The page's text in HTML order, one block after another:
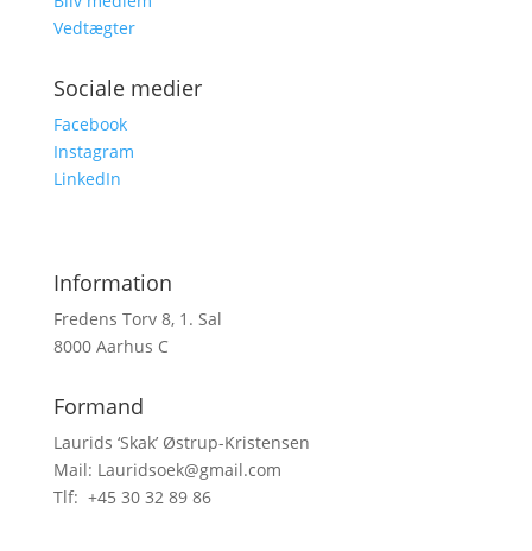
Vedtægter
Sociale medier
Facebook
Instagram
LinkedIn
Information
Fredens Torv 8, 1. Sal
8000 Aarhus C
Formand
Laurids ‘Skak’ Østrup-Kristensen
Mail: Lauridsoek@gmail.com
Tlf: +45 30 32 89 86